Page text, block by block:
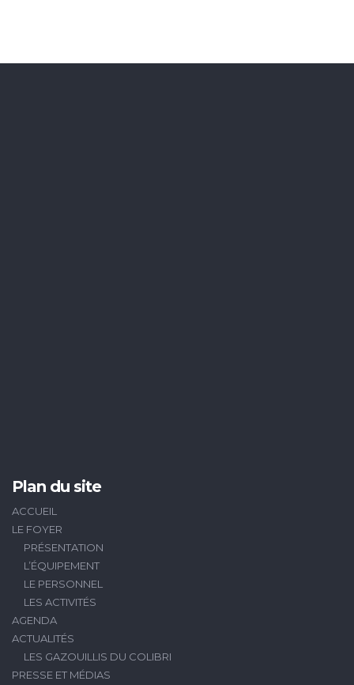
Plan du site
ACCUEIL
LE FOYER
PRÉSENTATION
L’ÉQUIPEMENT
LE PERSONNEL
LES ACTIVITÉS
AGENDA
ACTUALITÉS
LES GAZOUILLIS DU COLIBRI
PRESSE ET MÉDIAS